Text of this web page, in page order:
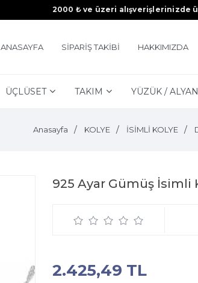
2000 ₺ ve üzeri alışverişlerinizde
ANASAYFA SİPARİŞ TAKİBİ HAKKIMIZDA
ÜÇLÜSET TAKIM YÜZÜK /
Anasayfa KOLYE İSİMLİ KOLYE
925 Ayar Gümüş İsimli
2.425,49 TL